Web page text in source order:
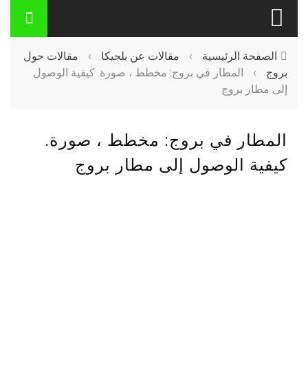
الصفحة الرئيسية › مقالات عن بلجيكا ›
مقالات حول
بروج
›
المطار في بروج: مخطط ، صورة. كيفية الوصول
إلى مطار بروج
المطار في بروج: مخطط ، صورة.
كيفية الوصول إلى مطار بروج